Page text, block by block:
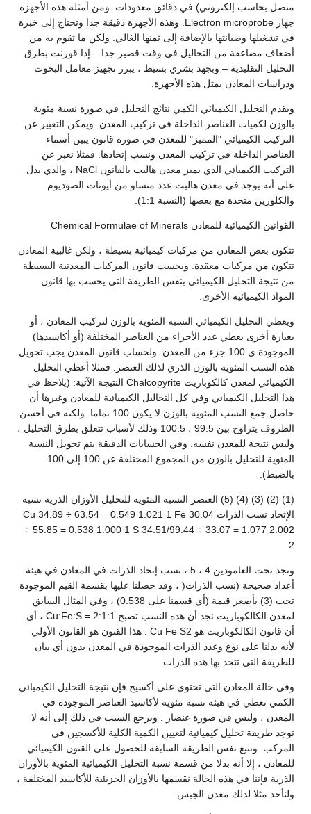
متصل بحاسب إلكتروني) في دقائق معدودات. ومن أمثلة هذه الأجهزة
جهاز Electron microprobe. وهذه الأجهزة دقيقة جدا وتحتاج إلى خبرة
في تشغيلها وصيانتها بالإضافة إلى ثمنها الغالي. ولكن ما تقوم به من
أضعاف مضاعفة من التحاليل في وقت قصير جدا – إذا قورنت بطرق
التحليل التقليدية – وبجهد بشري بسيط ، يبرر تجهيز معامل البحوث
ودراسات المعادن بمثل هذه الأجهزة.
ويقدم التحليل الكيميائي الكمي نتائج التحليل في صورة نسبة مئوية
بالوزن لكميات العناصر الداخلة في تركيب المعدن. ويمكن التعبير عن
التركيب الكيميائي "المميز" للمعدن في صورة قانون يبين أسماء
العناصر الداخلة في تركيب المعدن ونسب إتحادها. فمثلا نعبر عن
التركيب الكيميائي الذي يميز معدن هاليت بالقانون NaCl ، والذي يدل
على أنه يوجد في معدن هاليت عدد متساو من أيونات الصوديوم
والكلورين متحدة مع بعضها (النسبة 1:1).
القوانين الكيميائية للمعادن Chemical Formulae of Minerals
تتكون بعض المعادن من مركبات كيميائية بسيطة ، ولكن غالبية المعادن
تتكون من مركبات معقدة. ويحسب قانون المركبات المعدنية البسيطة
من نتيجة التحليل الكيميائي بنفس الطريقة التي يحسب بها قانون
المواد الكيميائية الأخرى.
ويعطي التحليل الكيميائي النسبة المئوية بالوزن لتركيب المعادن ، أو
بعبارة أخرى يعطي عدد الأجزاء من العناصر المختلفة (أو أكاسيدها)
الموجودة ي 100 جزء من المعدن. ولحساب قانون المعدن يجب تحويل
هذه النسب المئوية بالوزن الذري لذلك العنصر. فمثلا أعطي التحليل
الكيميائي لمعدن كالكوباريت Chalcopyrite النتيجة الآتية: (يلاحظ في
هذا التحليل الكيميائي وفي كل التحاليل الكيميائية للمعادن وغيرها أن
حاصل جمع النسب المئوية بالوزن لا يكون 100 تماما. ولكنه في أحسن
الظروف يتراوح بين 99.5 ، 100.5 وذلك لأسباب تتعلق بطرق التحليل ،
وليس نتيجة للمعدن نفسه. وفي الحسابات الدقيقة يتم تحويل النسبة
المئوية للتحليل بالوزن من المجموع المختلفة عن 100 إلى 100
بالضبط).
(1) (2) (3) (4) (5) العنصر النسبة المئوية للتحليل الأوزان الذرية نسبة
الإتحاد نسب الذرات Cu 34.89 ÷ 63.54 = 0.549 1.021 1 Fe 30.04
÷ 55.85 = 0.538 1.000 1 S 34.51/99.44 ÷ 33.07 = 1.077 2.002
2
ونجد تحت العامودين 4 ، 5 ، نسب إتحاد الذرات في المعادن في هيئة
أعداد صحيحة (نسب الذرات( ، وقد حصلنا عليها بقسمة القيم الموجودة
تحت (3) بأصغر قيمة (أي قسمنا على 0.538) ، وفي المثال السابق
لمعدن الكالكوباريت نجد أن هذه النسب تصبح Cu:Fe:S = 2:1:1 ، أي
أن قانون الكالكوباريت هو Cu Fe S2 . هذا القنون هو القانون الأولي
لأنه يدلنا على نوع وعدد الذرات الموجودة في المعدن بدون أي بيان
للطريقة التي تتحد بها هذه الذرات.
وفي حالة المعادن التي تحتوي على أكسيج فإن نتيجة التحليل الكيميائي
الكمي تعطي في هيئة نسبة مئوية لأكاسيد العناصر الموجودة في
المعدن ، وليس في صورة عنصار . ويرجع السبب في ذلك إلى أنه لا
توجد طريقة تحليل كيميائية لتعيين الكمية الكلية للأكسجين في
المركب. ونتبع نفس الطريقة السابقة للحصول على القنون الكيميائي
للمعادن ، إلا أنه بدلا من قسمة نسبة التحليل الكيميائية المئوية بالأوزان
الذرية فإننا في هذه الحالة نقسمها بالأوزان الجزيئية للأكاسيد المختلفة ،
ولنأخذ مثلا لذلك معدن الجبس.